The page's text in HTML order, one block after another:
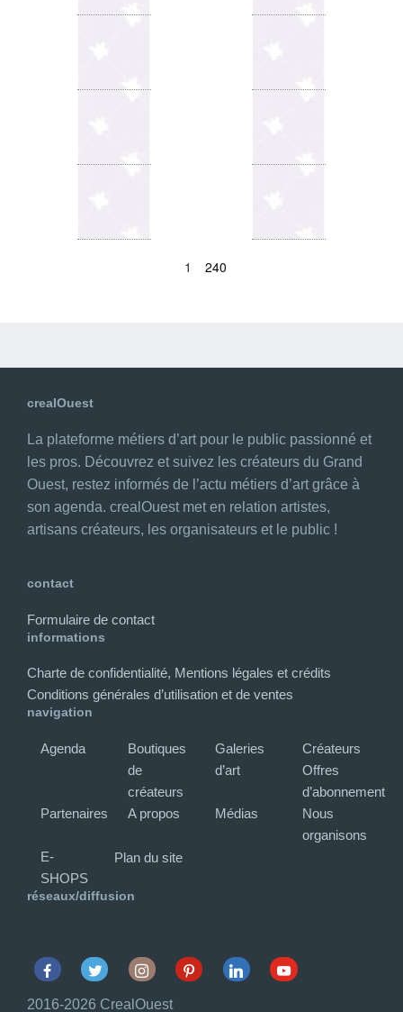
1 240
crealOuest
La plateforme métiers d’art pour le public passionné et
les pros. Découvrez et suivez les créateurs du Grand
Ouest, restez informés de l’actu métiers d’art grâce à
son agenda. crealOuest met en relation artistes,
artisans créateurs, les organisateurs et le public !
contact
Formulaire de contact
informations
Charte de confidentialité, Mentions légales et crédits
Conditions générales d’utilisation et de ventes
navigation
Agenda
Boutiques
de
créateurs
Galeries
d’art
Créateurs
Offres
d’abonnement
Partenaires
A propos Médias
Nous
organisons
E-
SHOPS
Plan du site
réseaux/diffusion
FacebookTwitter InstagramPinterest
2016-2026 CrealOuest